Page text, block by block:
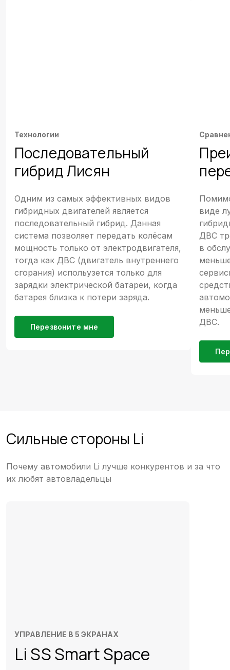
Технологии
Последовательный
гибрид Лисян
Одним из самых эффективных видов
гибридных двигателей является
последовательный гибрид. Данная
система позволяет передать колёсам
мощность только от электродвигателя,
тогда как ДВС (двигатель внутреннего
сгорания) испольузется только для
зарядки электрической батареи, когда
батарея близка к потери заряда.
Перезвоните мне
виде
ДВС
в
ДВС.
Сильные стороны Li
Почему автомобили Li лучше конкурентов и за что
их любят автовладельцы
УПРАВЛЕНИЕ В 5 ЭКРАНАХ
Li SS Smart Space